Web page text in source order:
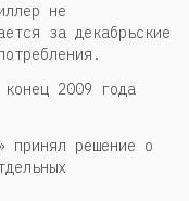
не
за декабрьские
2009 года
принял решение о